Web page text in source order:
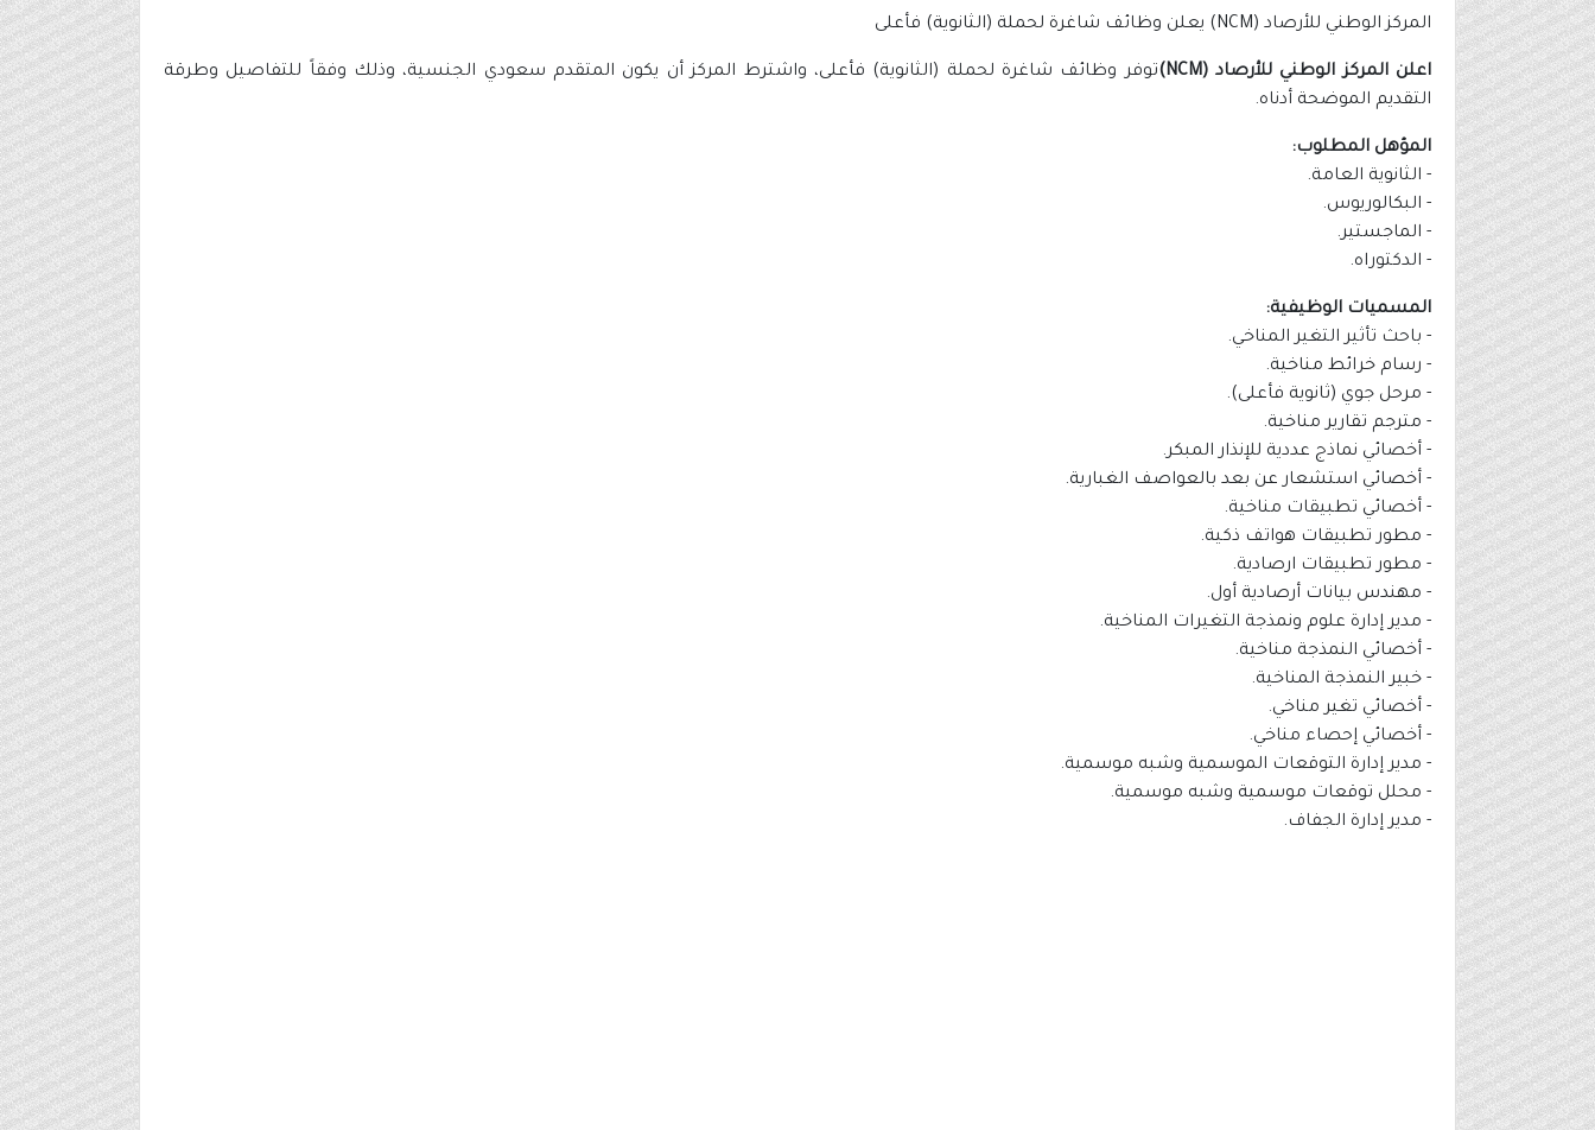
المركز الوطني للأرصاد (NCM) يعلن وظائف شاغرة لحملة (الثانوية) فأعلى
اعلن المركز الوطني للأرصاد (NCM)
توفر وظائف شاغرة لحملة (الثانوية) فأعلى، واشترط المركز أن يكون المتقدم سعودي الجنسية، وذلك وفقاً للتفاصيل وطرقة
التقديم الموضحة أدناه.
المؤهل المطلوب:
- الثانوية العامة.
- البكالوريوس.
- الماجستير.
- الدكتوراه.
المسميات الوظيفية:
- باحث تأثير التغير المناخي.
- رسام خرائط مناخية.
- مرحل جوي (ثانوية فأعلى).
- مترجم تقارير مناخية.
- أخصائي نماذج عددية للإنذار المبكر.
- أخصائي استشعار عن بعد بالعواصف الغبارية.
- أخصائي تطبيقات مناخية.
- مطور تطبيقات هواتف ذكية.
- مطور تطبيقات ارصادية.
- مهندس بيانات أرصادية أول.
- مدير إدارة علوم ونمذجة التغيرات المناخية.
- أخصائي النمذجة مناخية.
- خبير النمذجة المناخية.
- أخصائي تغير مناخي.
- أخصائي إحصاء مناخي.
- مدير إدارة التوقعات الموسمية وشبه موسمية.
- محلل توقعات موسمية وشبه موسمية.
- مدير إدارة الجفاف.